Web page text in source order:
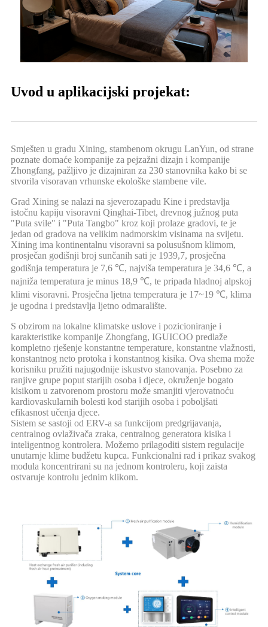
Uvod u aplikacijski projekat:
Smješten u gradu Xining, stambenom okrugu LanYun, od strane
poznate domaće kompanije za pejzažni dizajn i kompanije
Zhongfang, pažljivo je dizajniran za 230 stanovnika kako bi se
stvorila visoravan vrhunske ekološke stambene vile.
Grad Xining se nalazi na sjeverozapadu Kine i predstavlja
istočnu kapiju visoravni Qinghai-Tibet, drevnog južnog puta
"Puta svile" i "Puta Tangbo" kroz koji prolaze gradovi, te je
jedan od gradova na velikim nadmorskim visinama na svijetu.
Xining ima kontinentalnu visoravni sa polusušnom klimom,
prosječan godišnji broj sunčanih sati je 1939,7, prosječna
godišnja temperatura je 7,6 ℃, najviša temperatura je 34,6 ℃, a
najniža temperatura je minus 18,9 ℃, te pripada hladnoj alpskoj
klimi visoravni. Prosječna ljetna temperatura je 17~19 ℃, klima
je ugodna i predstavlja ljetno odmaralište.
S obzirom na lokalne klimatske uslove i pozicioniranje i
karakteristike kompanije Zhongfang, IGUICOO predlaže
kompletno rješenje konstantne temperature, konstantne vlažnosti,
konstantnog neto protoka i konstantnog kisika. Ova shema može
korisniku pružiti najugodnije iskustvo stanovanja. Posebno za
ranjive grupe poput starijih osoba i djece, okruženje bogato
kisikom u zatvorenom prostoru može smanjiti vjerovatnoću
kardiovaskularnih bolesti kod starijih osoba i poboljšati
efikasnost učenja djece.
Sistem se sastoji od ERV-a sa funkcijom predgrijavanja,
centralnog ovlaživača zraka, centralnog generatora kisika i
inteligentnog kontrolera. Možemo prilagoditi sistem regulacije
unutarnje klime budžetu kupca. Funkcionalni rad i prikaz svakog
modula koncentrirani su na jednom kontroleru, koji zaista
ostvaruje kontrolu jednim klikom.